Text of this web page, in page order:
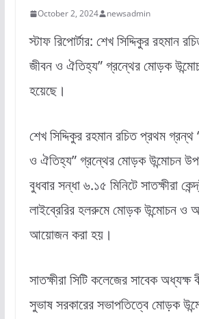
October 2, 2024 newsadmin
স্টাফ রিপোর্টার: শেখ সিদ্দিকুর রহমান
জীবন ও ঐতিহ্য” গ্রন্থের মোড়ক
হয়েছে।
শেখ সিদ্দিকুর রহমান রচিত প্রথম গ্রন্থ
ও ঐতিহ্য” গ্রন্থের মোড়ক উন্মোচন
বুধবার সন্ধা ৬.১৫ মিনিটে সাতক্ষীরা
লাইব্রেরির হলরুমে মোড়ক উন্মোচন ও
আয়োজন করা হয়।
সাতক্ষীরা সিটি কলেজের সাবেক অধ্যক্ষ
সুভাষ সরকারের সভাপতিত্বে মোড়ক